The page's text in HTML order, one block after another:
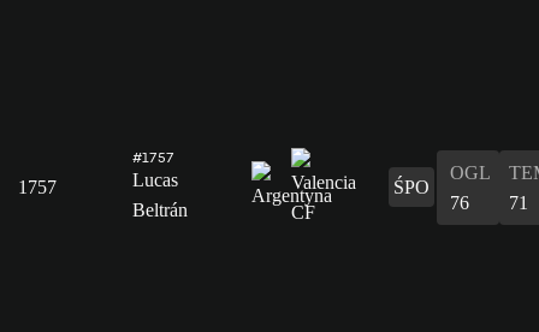
1757
#1757
Lucas
Beltrán
ŚPO
OGL
76
71